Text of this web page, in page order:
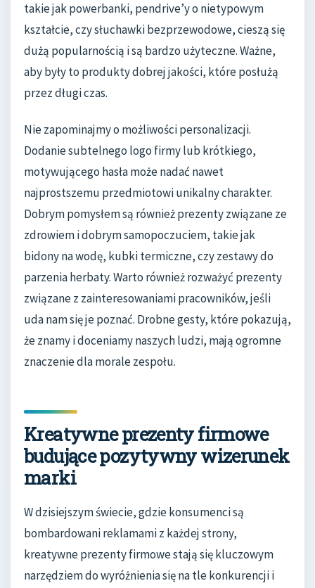
takie jak powerbanki, pendrive’y o nietypowym
kształcie, czy słuchawki bezprzewodowe, cieszą się
dużą popularnością i są bardzo użyteczne. Ważne,
aby były to produkty dobrej jakości, które posłużą
przez długi czas.
Nie zapominajmy o możliwości personalizacji.
Dodanie subtelnego logo firmy lub krótkiego,
motywującego hasła może nadać nawet
najprostszemu przedmiotowi unikalny charakter.
Dobrym pomysłem są również prezenty związane ze
zdrowiem i dobrym samopoczuciem, takie jak
bidony na wodę, kubki termiczne, czy zestawy do
parzenia herbaty. Warto również rozważyć prezenty
związane z zainteresowaniami pracowników, jeśli
uda nam się je poznać. Drobne gesty, które pokazują,
że znamy i doceniamy naszych ludzi, mają ogromne
znaczenie dla morale zespołu.
Kreatywne prezenty firmowe
budujące pozytywny wizerunek
marki
W dzisiejszym świecie, gdzie konsumenci są
bombardowani reklamami z każdej strony,
kreatywne prezenty firmowe stają się kluczowym
narzędziem do wyróżnienia się na tle konkurencji i